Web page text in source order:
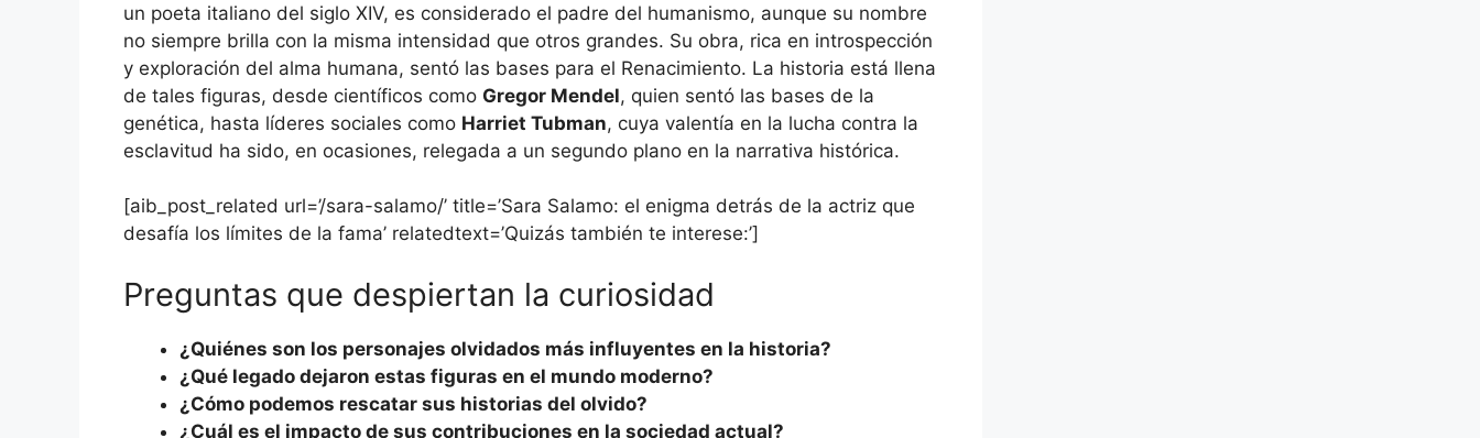
un poeta italiano del siglo XIV, es considerado el padre del humanismo, aunque su nombre
no siempre brilla con la misma intensidad que otros grandes. Su obra, rica en introspección
y exploración del alma humana, sentó las bases para el Renacimiento. La historia está llena
de tales figuras, desde científicos como Gregor Mendel, quien sentó las bases de la
genética, hasta líderes sociales como Harriet Tubman, cuya valentía en la lucha contra la
esclavitud ha sido, en ocasiones, relegada a un segundo plano en la narrativa histórica.
[aib_post_related url=’/sara-salamo/’ title=’Sara Salamo: el enigma detrás de la actriz que
desafía los límites de la fama’ relatedtext=’Quizás también te interese:’]
Preguntas que despiertan la curiosidad
¿Quiénes son los personajes olvidados más influyentes en la historia?
¿Qué legado dejaron estas figuras en el mundo moderno?
¿Cómo podemos rescatar sus historias del olvido?
¿Cuál es el impacto de sus contribuciones en la sociedad actual?